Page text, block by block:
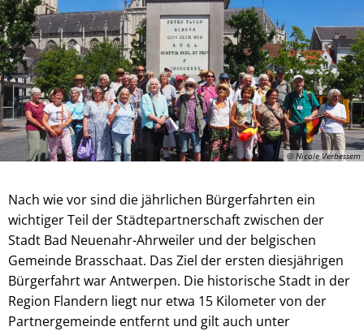
© Nicole Verbessem
Nach wie vor sind die jährlichen Bürgerfahrten ein
wichtiger Teil der Städtepartnerschaft zwischen der
Stadt Bad Neuenahr-Ahrweiler und der belgischen
Gemeinde Brasschaat. Das Ziel der ersten diesjährigen
Bürgerfahrt war Antwerpen. Die historische Stadt in der
Region Flandern liegt nur etwa 15 Kilometer von der
Partnergemeinde entfernt und gilt auch unter